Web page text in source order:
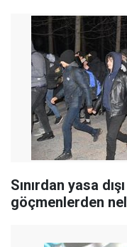
Sınırdan yasa
göçmenlerden